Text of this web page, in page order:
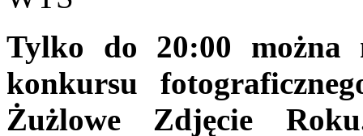
Tylko do 20:00 można
konkursu
Żużlowe Zdjęcie